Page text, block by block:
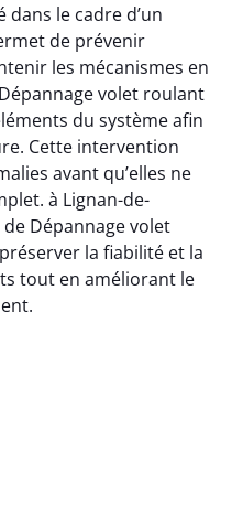
le cadre d’un
de prévenir
les mécanismes en
volet roulant
du système afin
Cette intervention
avant qu’elles ne
à Lignan-de-
Dépannage volet
la fiabilité et la
tout en améliorant le